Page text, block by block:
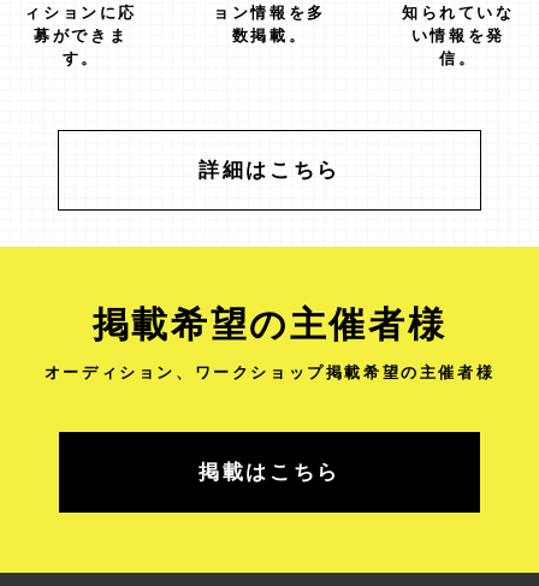
ィションに応
募ができま
す。
ョン情報を多
数掲載。
知られていな
い情報を発
信。
詳細はこちら
掲載希望の主催者様
オーディション、ワークショップ掲載希望の主催者様
掲載はこちら